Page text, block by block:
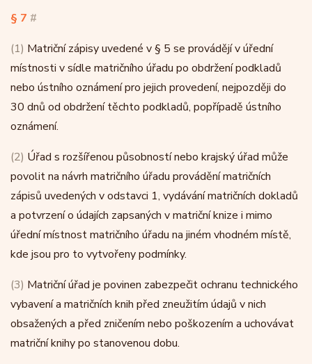
§ 7 #
(1) Matriční zápisy uvedené v § 5 se provádějí v úřední
místnosti v sídle matričního úřadu po obdržení podkladů
nebo ústního oznámení pro jejich provedení, nejpozději do
30 dnů od obdržení těchto podkladů, popřípadě ústního
oznámení.
(2) Úřad s rozšířenou působností nebo krajský úřad může
povolit na návrh matričního úřadu provádění matričních
zápisů uvedených v odstavci 1, vydávání matričních dokladů
a potvrzení o údajích zapsaných v matriční knize i mimo
úřední místnost matričního úřadu na jiném vhodném místě,
kde jsou pro to vytvořeny podmínky.
(3) Matriční úřad je povinen zabezpečit ochranu technického
vybavení a matričních knih před zneužitím údajů v nich
obsažených a před zničením nebo poškozením a uchovávat
matriční knihy po stanovenou dobu.